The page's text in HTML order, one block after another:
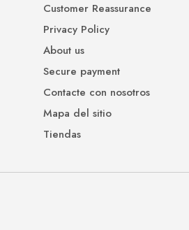
Customer Reassurance
Privacy Policy
About us
Secure payment
Contacte con nosotros
Mapa del sitio
Tiendas